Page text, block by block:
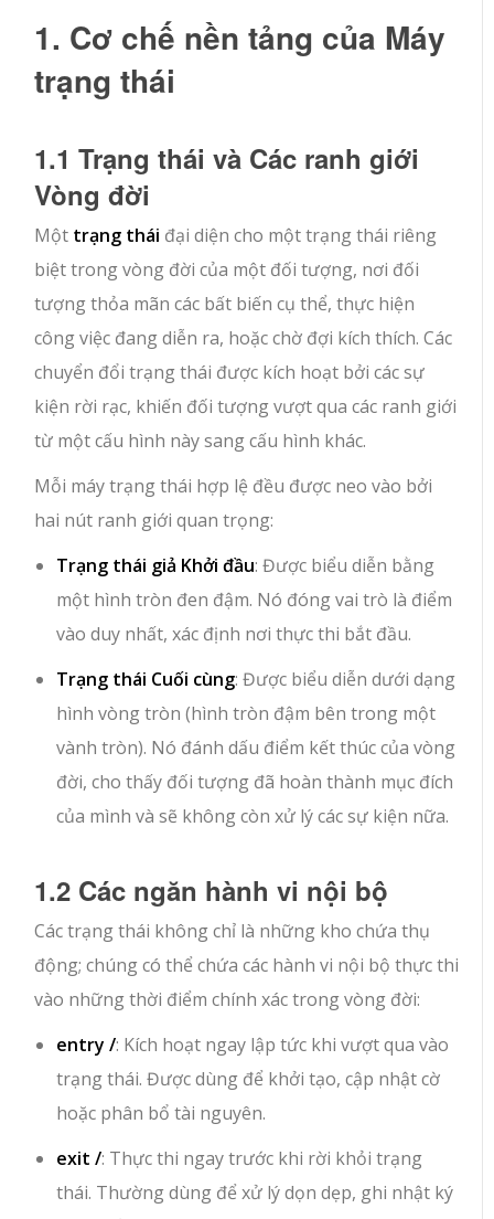
1. Cơ chế nền tảng của Máy
trạng thái
1.1 Trạng thái và Các ranh giới
Vòng đời
Một trạng thái đại diện cho một trạng thái riêng
biệt trong vòng đời của một đối tượng, nơi đối
tượng thỏa mãn các bất biến cụ thể, thực hiện
công việc đang diễn ra, hoặc chờ đợi kích thích. Các
chuyển đổi trạng thái được kích hoạt bởi các sự
kiện rời rạc, khiến đối tượng vượt qua các ranh giới
từ một cấu hình này sang cấu hình khác.
Mỗi máy trạng thái hợp lệ đều được neo vào bởi
hai nút ranh giới quan trọng:
Trạng thái giả Khởi đầu: Được biểu diễn bằng
một hình tròn đen đậm. Nó đóng vai trò là điểm
vào duy nhất, xác định nơi thực thi bắt đầu.
Trạng thái Cuối cùng: Được biểu diễn dưới dạng
hình vòng tròn (hình tròn đậm bên trong một
vành tròn). Nó đánh dấu điểm kết thúc của vòng
đời, cho thấy đối tượng đã hoàn thành mục đích
của mình và sẽ không còn xử lý các sự kiện nữa.
1.2 Các ngăn hành vi nội bộ
Các trạng thái không chỉ là những kho chứa thụ
động; chúng có thể chứa các hành vi nội bộ thực thi
vào những thời điểm chính xác trong vòng đời:
entry /: Kích hoạt ngay lập tức khi vượt qua vào
trạng thái. Được dùng để khởi tạo, cập nhật cờ
hoặc phân bổ tài nguyên.
exit /: Thực thi ngay trước khi rời khỏi trạng
thái. Thường dùng để xử lý dọn dẹp, ghi nhật ký